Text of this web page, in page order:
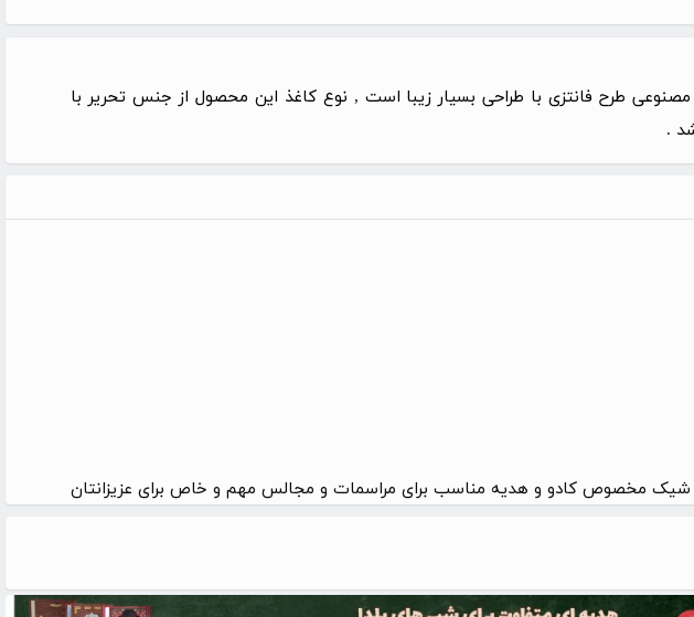
طرح فانتزی با طراحی بسیار زیبا است , نوع کاغذ این محصول از جنس تحریر با
.
و شیک مخصوص کادو و هدیه مناسب برای مراسمات و مجالس مهم و خاص برای عزیزانتان